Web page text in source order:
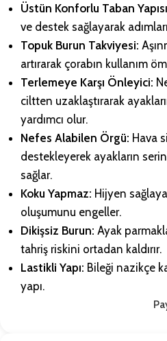
Üstün Konforlu Taban
ve destek sağlayarak
Topuk Burun Takviyesi:
artırarak çorabın kullanım
Terlemeye Karşı Önleyici:
ciltten uzaklaştırarak
yardımcı olur.
Nefes Alabilen Örgü: Hava
destekleyerek ayakların
sağlar.
Koku Yapmaz: Hijyen
oluşumunu engeller.
Dikişsiz Burun: Ayak
tahriş riskini ortadan kaldırır.
Lastikli Yapı: Bileği nazikçe
yapı.